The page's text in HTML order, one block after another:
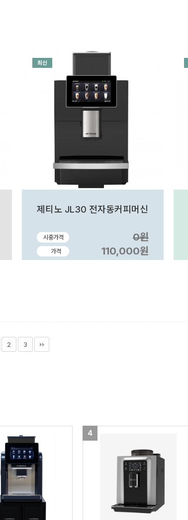
제티노 JL30 전자동커피머신
시중가격 0원
가격 110,000원
최신
2 3
4